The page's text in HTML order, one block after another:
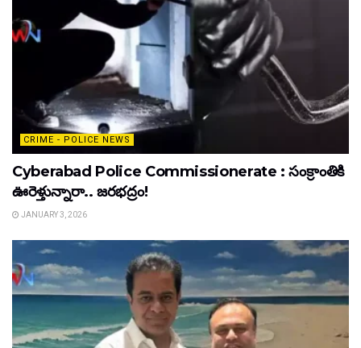
CRIME - POLICE NEWS
Cyberabad Police Commissionerate : సంక్రాంతికి
ఊరెళ్తున్నారా.. జరభద్రం!
JANUARY 3, 2026